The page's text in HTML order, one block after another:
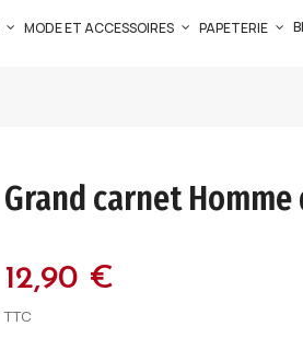
MODE ET ACCESSOIRES PAPETERIE
Grand carnet
12,90 €
TTC